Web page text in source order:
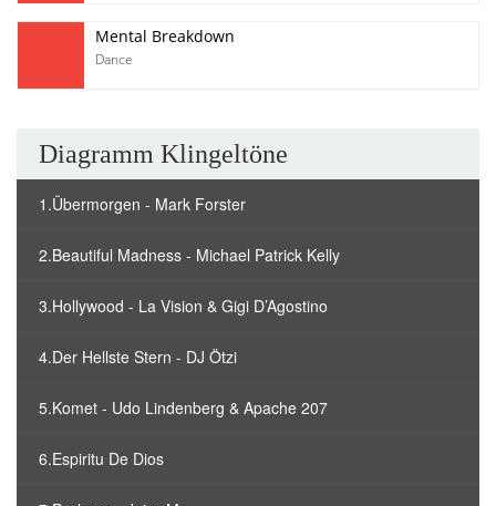
Mental Breakdown
Dance
Diagramm Klingeltöne
1.Übermorgen - Mark Forster
2.Beautiful Madness - Michael Patrick Kelly
3.Hollywood - La Vision & Gigi D’Agostino
4.Der Hellste Stern - DJ Ötzi
5.Komet - Udo Lindenberg & Apache 207
6.Espiritu De Dios